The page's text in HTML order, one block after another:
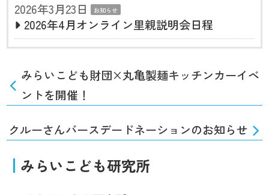
2026年3月23日
お知らせ
2026年4月オンライン里親説明会日程
みらいこども財団×丸亀製麺キッチンカーイベ
ントを開催！
クルーさんバースデードネーションのお知らせ
みらいこども研究所